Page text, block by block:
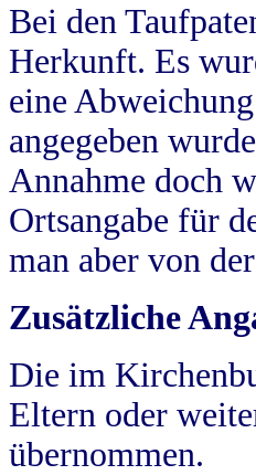
Bei den
Herkunft. Es
eine
angegeben
Annahme doch
Ortsangabe für
man aber von
Zusätzliche
Die im
Eltern oder
übernommen.